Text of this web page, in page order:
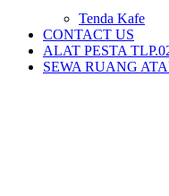
Tenda Kafe
CONTACT US
ALAT PESTA
SEWA RUANG